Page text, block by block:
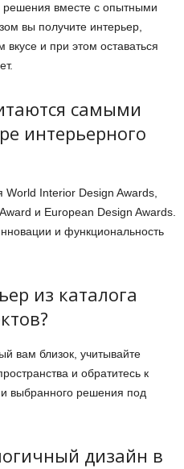
решения вместе с опытными
вы получите интерьер,
вкусе и при этом оставаться
самыми
интерьерного
Interior Design Awards,
и European Design Awards.
и функциональность
из каталога
вам близок, учитывайте
и обратитесь к
выбранного решения под
дизайн в